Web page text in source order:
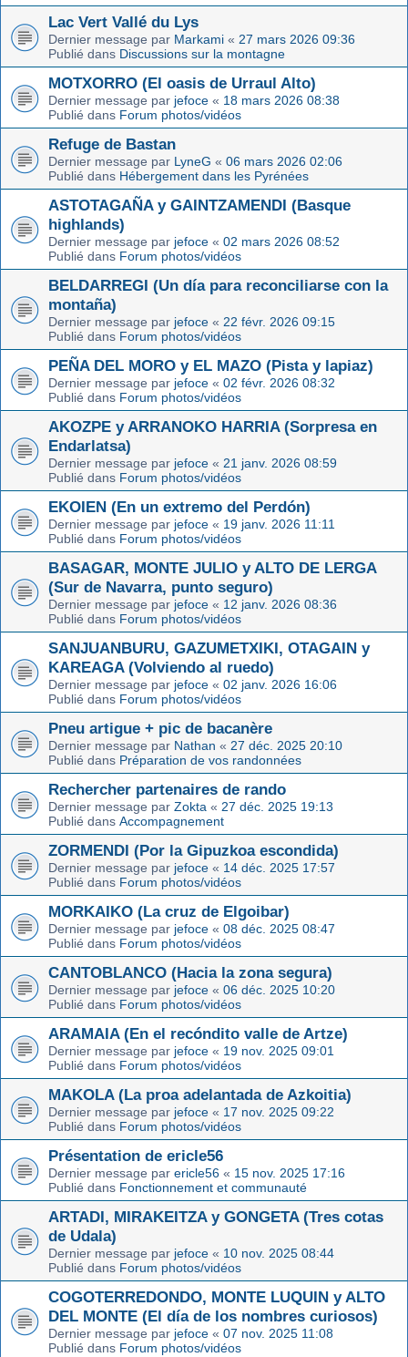
Lac Vert Vallé du Lys
Dernier message par Markami « 27 mars 2026 09:36
Publié dans Discussions sur la montagne
MOTXORRO (El oasis de Urraul Alto)
Dernier message par jefoce « 18 mars 2026 08:38
Publié dans Forum photos/vidéos
Refuge de Bastan
Dernier message par LyneG « 06 mars 2026 02:06
Publié dans Hébergement dans les Pyrénées
ASTOTAGAÑA y GAINTZAMENDI (Basque
highlands)
Dernier message par jefoce « 02 mars 2026 08:52
Publié dans Forum photos/vidéos
BELDARREGI (Un día para reconciliarse con la
montaña)
Dernier message par jefoce « 22 févr. 2026 09:15
Publié dans Forum photos/vidéos
PEÑA DEL MORO y EL MAZO (Pista y lapiaz)
Dernier message par jefoce « 02 févr. 2026 08:32
Publié dans Forum photos/vidéos
AKOZPE y ARRANOKO HARRIA (Sorpresa en
Endarlatsa)
Dernier message par jefoce « 21 janv. 2026 08:59
Publié dans Forum photos/vidéos
EKOIEN (En un extremo del Perdón)
Dernier message par jefoce « 19 janv. 2026 11:11
Publié dans Forum photos/vidéos
BASAGAR, MONTE JULIO y ALTO DE LERGA
(Sur de Navarra, punto seguro)
Dernier message par jefoce « 12 janv. 2026 08:36
Publié dans Forum photos/vidéos
SANJUANBURU, GAZUMETXIKI, OTAGAIN y
KAREAGA (Volviendo al ruedo)
Dernier message par jefoce « 02 janv. 2026 16:06
Publié dans Forum photos/vidéos
Pneu artigue + pic de bacanère
Dernier message par Nathan « 27 déc. 2025 20:10
Publié dans Préparation de vos randonnées
Rechercher partenaires de rando
Dernier message par Zokta « 27 déc. 2025 19:13
Publié dans Accompagnement
ZORMENDI (Por la Gipuzkoa escondida)
Dernier message par jefoce « 14 déc. 2025 17:57
Publié dans Forum photos/vidéos
MORKAIKO (La cruz de Elgoibar)
Dernier message par jefoce « 08 déc. 2025 08:47
Publié dans Forum photos/vidéos
CANTOBLANCO (Hacia la zona segura)
Dernier message par jefoce « 06 déc. 2025 10:20
Publié dans Forum photos/vidéos
ARAMAIA (En el recóndito valle de Artze)
Dernier message par jefoce « 19 nov. 2025 09:01
Publié dans Forum photos/vidéos
MAKOLA (La proa adelantada de Azkoitia)
Dernier message par jefoce « 17 nov. 2025 09:22
Publié dans Forum photos/vidéos
Présentation de ericle56
Dernier message par ericle56 « 15 nov. 2025 17:16
Publié dans Fonctionnement et communauté
ARTADI, MIRAKEITZA y GONGETA (Tres cotas
de Udala)
Dernier message par jefoce « 10 nov. 2025 08:44
Publié dans Forum photos/vidéos
COGOTERREDONDO, MONTE LUQUIN y ALTO
DEL MONTE (El día de los nombres curiosos)
Dernier message par jefoce « 07 nov. 2025 11:08
Publié dans Forum photos/vidéos